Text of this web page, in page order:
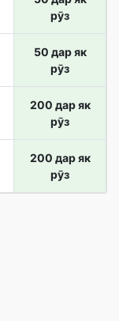
рӯз
50 дар як
рӯз
200 дар як
рӯз
200 дар як
рӯз